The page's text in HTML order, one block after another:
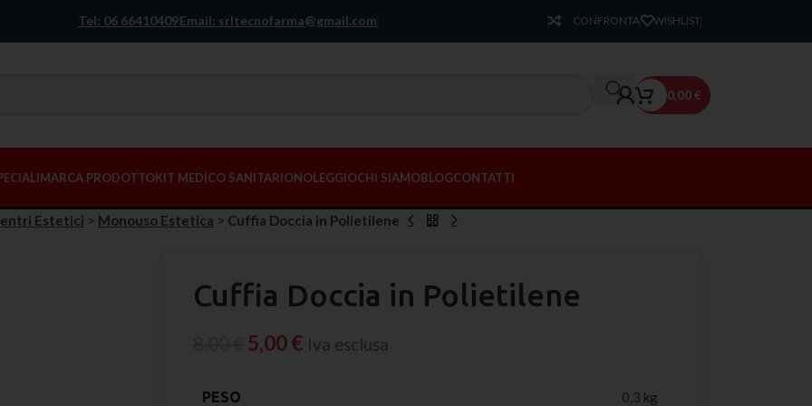
Tel: 06 66410409Email: srltecnofarma@gmail.com CONFRONTA WISHLIST
0,00€
MARCA PRODOTTOKIT MEDICO SANITARIONOLEGGIOCHI SIAMOBLOGCONTATTI
Estetici > Monouso Estetica > Cuffia Doccia in Polietilene
Cuffia Doccia in Polietilene
5,00€ Iva esclusa
PESO 0,3 kg